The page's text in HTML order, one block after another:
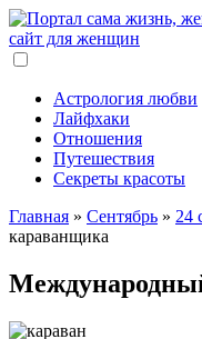
Астрология любви
Лайфхаки
Отношения
Путешествия
Секреты красоты
Главная » Сентябрь » 24
караванщика